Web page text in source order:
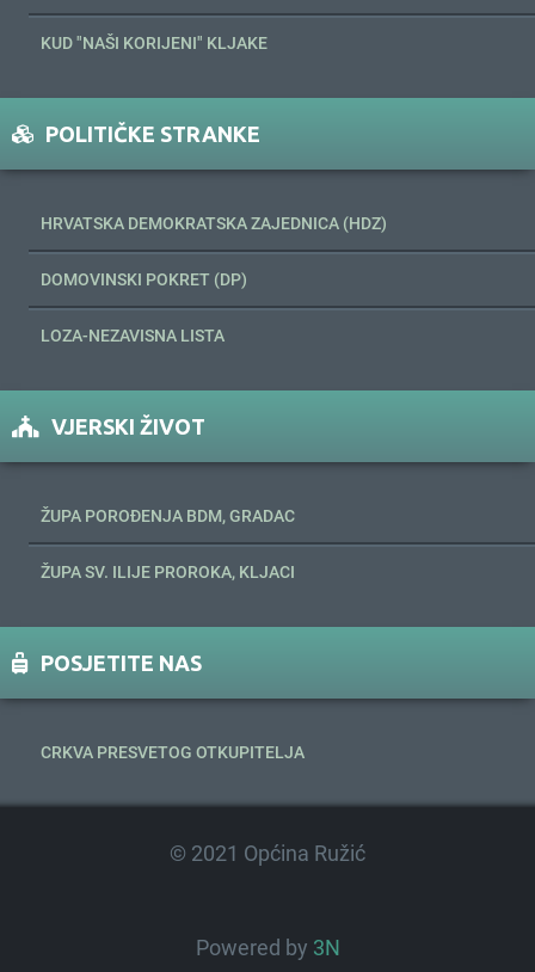
KUD "NAŠI KORIJENI" KLJAKE
POLITIČKE STRANKE
HRVATSKA DEMOKRATSKA ZAJEDNICA (HDZ)
DOMOVINSKI POKRET (DP)
LOZA-NEZAVISNA LISTA
VJERSKI ŽIVOT
ŽUPA POROĐENJA BDM, GRADAC
ŽUPA SV. ILIJE PROROKA, KLJACI
POSJETITE NAS
CRKVA PRESVETOG OTKUPITELJA
© 2021 Općina Ružić
Powered by 3N